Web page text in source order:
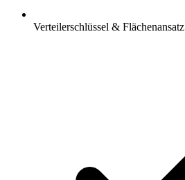
Verteilerschlüssel & Flächenansatz